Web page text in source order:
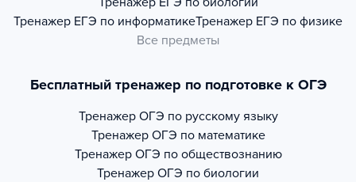
Тренажер ЕГЭ по информатикеТренажер ЕГЭ по физике
Все предметы
Бесплатный тренажер по подготовке к ОГЭ
Тренажер ОГЭ по русскому языку
Тренажер ОГЭ по математике
Тренажер ОГЭ по обществознанию
Тренажер ОГЭ по биологии